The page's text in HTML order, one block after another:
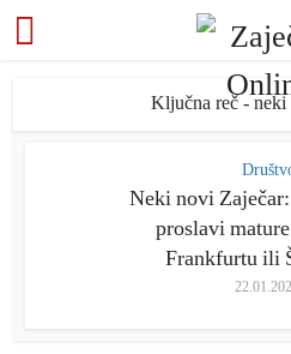
Ključna reč - neki
Neki novi
proslavi
Frankfurtu ili